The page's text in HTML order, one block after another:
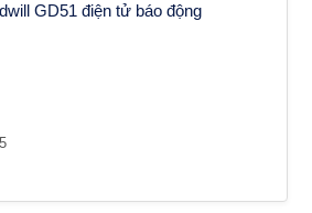
GD51 điện tử báo động